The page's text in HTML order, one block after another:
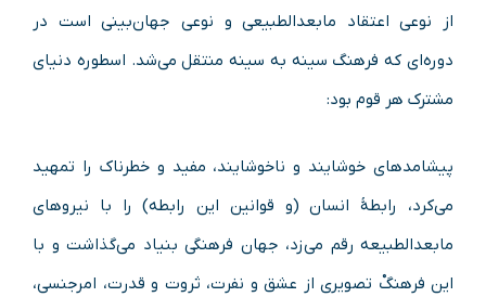
از نوعی اعتقاد مابعدالطبیعی و نوعی جهان‌بینی است در
دوره‌ای که فرهنگ سینه به سینه منتقل می‌شد. اسطوره دنیای
مشترک هر قوم بود:
پیشامدهای خوشایند و ناخوشایند، مفید و خطرناک را تمهید
می‌کرد، رابطهٔ انسان (و قوانین این رابطه) را با نیروهای
مابعدالطبیعه رقم می‌زد، جهان فرهنگی بنیاد می‌گذاشت و با
این فرهنگْ تصویری از عشق و نفرت، ثروت و قدرت، امرجنسی،